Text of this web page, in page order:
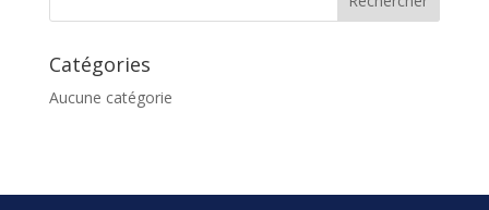
Catégories
Aucune catégorie